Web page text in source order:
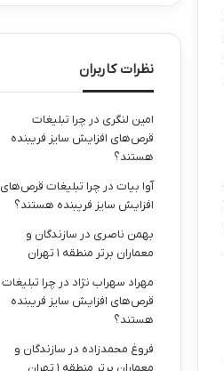
نظرات کاربران
امین لنگری در چرا تبلیغات
قرص‌های افزایش سایز فریبنده
هستند؟
آوا بیاتدر چرا تبلیغات قرص‌های
افزایش سایز فریبنده هستند؟
بهمن ناصری در سازندگان و
معماران برتر منطقه ۱ تهران
مهراد سهراب نژاد در چرا تبلیغات
قرص‌های افزایش سایز فریبنده
هستند؟
فروغ محمدزاده در سازندگان و
معماران برتر منطقه ۱ تهران